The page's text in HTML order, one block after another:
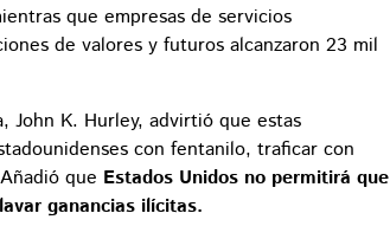
que empresas de servicios
de valores y futuros alcanzaron 23 mil
John K. Hurley, advirtió que estas
con fentanilo, traficar con
que Estados Unidos no permitirá que
ganancias ilícitas.